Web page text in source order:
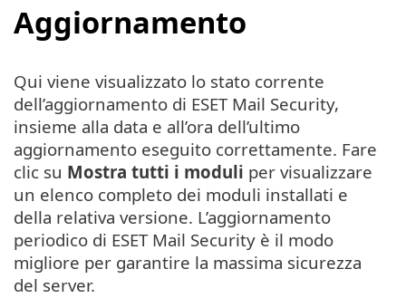
Aggiornamento
Qui viene visualizzato lo stato corrente
dell’aggiornamento di ESET Mail Security,
insieme alla data e all’ora dell’ultimo
aggiornamento eseguito correttamente. Fare
clic su Mostra tutti i moduli per visualizzare
un elenco completo dei moduli installati e
della relativa versione. L’aggiornamento
periodico di ESET Mail Security è il modo
migliore per garantire la massima sicurezza
del server.